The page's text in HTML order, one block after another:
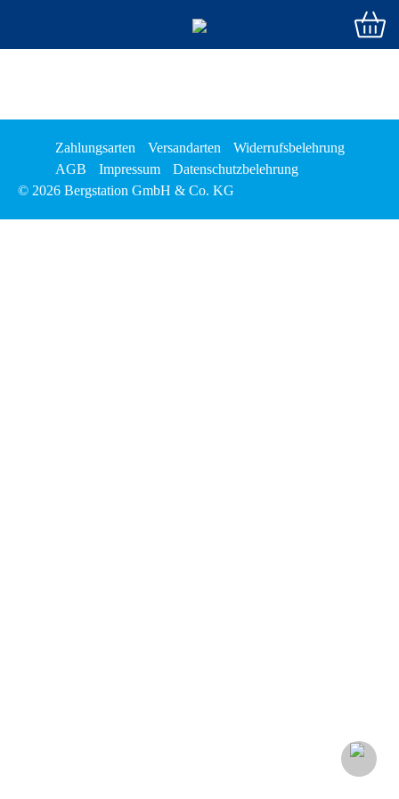
Zahlungsarten Versandarten
Widerrufsbelehrung
AGB
Impressum
Datenschutzbelehrung
© 2026 Bergstation GmbH & Co. KG